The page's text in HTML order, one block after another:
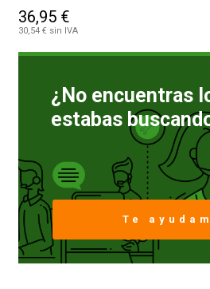
36,95 €
30,54 € sin IVA
¿No encuentras
estabas
Te